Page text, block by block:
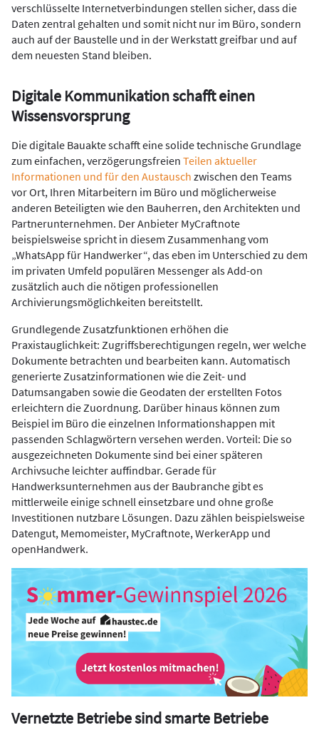
verschlüsselte Internetverbindungen stellen sicher, dass die
Daten zentral gehalten und somit nicht nur im Büro, sondern
auch auf der Baustelle und in der Werkstatt greifbar und auf
dem neuesten Stand bleiben.
Digitale Kommunikation schafft einen
Wissensvorsprung
Die digitale Bauakte schafft eine solide technische Grundlage
zum einfachen, verzögerungsfreien Teilen aktueller
Informationen und für den Austausch zwischen den Teams
vor Ort, Ihren Mitarbeitern im Büro und möglicherweise
anderen Beteiligten wie den Bauherren, den Architekten und
Partnerunternehmen. Der Anbieter MyCraftnote
beispielsweise spricht in diesem Zusammenhang vom
„WhatsApp für Handwerker“, das eben im Unterschied zu dem
im privaten Umfeld populären Messenger als Add-on
zusätzlich auch die nötigen professionellen
Archivierungsmöglichkeiten bereitstellt.
Grundlegende Zusatzfunktionen erhöhen die
Praxistauglichkeit: Zugriffsberechtigungen regeln, wer welche
Dokumente betrachten und bearbeiten kann. Automatisch
generierte Zusatzinformationen wie die Zeit- und
Datumsangaben sowie die Geodaten der erstellten Fotos
erleichtern die Zuordnung. Darüber hinaus können zum
Beispiel im Büro die einzelnen Informationshappen mit
passenden Schlagwörtern versehen werden. Vorteil: Die so
ausgezeichneten Dokumente sind bei einer späteren
Archivsuche leichter auffindbar. Gerade für
Handwerksunternehmen aus der Baubranche gibt es
mittlerweile einige schnell einsetzbare und ohne große
Investitionen nutzbare Lösungen. Dazu zählen beispielsweise
Datengut, Memomeister, MyCraftnote, WerkerApp und
openHandwerk.
Vernetzte Betriebe sind smarte Betriebe